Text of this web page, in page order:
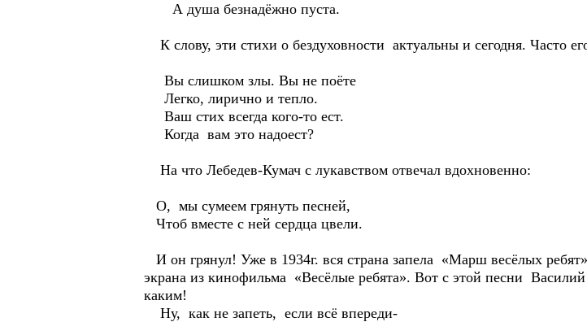
А душа безнадёжно пуста.
К слову, эти стихи о бездуховности актуальны и сегодня. Часто
Вы слишком злы. Вы не поёте
Легко, лирично и тепло.
Ваш стих всегда кого-то ест.
Когда вам это надоест?
На что Лебедев-Кумач с лукавством отвечал вдохновенно:
О, мы сумеем грянуть песней,
Чтоб вместе с ней сердца цвели.
И он грянул! Уже в 1934г. вся страна запела «Марш весёлых
экрана из кинофильма «Весёлые ребята». Вот с этой песни
каким!
Ну, как не запеть, если всё впереди-